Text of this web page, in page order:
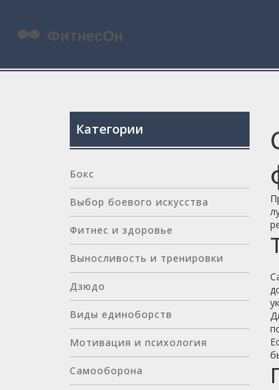
Категории
Бокс
Выбор боевого искусства
Фитнес и здоровье
Выносливость и тренировки
Дзюдо
Виды единоборств
Мотивация и психология
Самооборона